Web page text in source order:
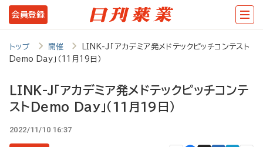
メ
イ
ツ
会員登録
トップ 開催
LINK-J「アカデミア発メドテックピッチコンテスト
Demo Day」（11月19日）
LINK-J「アカデミア発メドテックピッチコンテ
ストDemo Day」（11月19日）
2022/11/10 16:37